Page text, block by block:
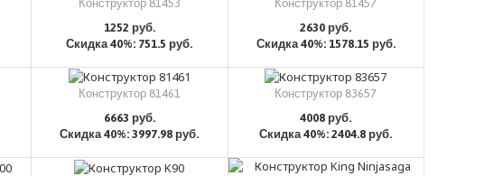
Конструктор 81453
1252 руб.
Скидка 40%: 751.5 руб.
КУПИТЬ
Конструктор 81457
2630 руб.
Скидка 40%: 1578.15 руб.
КУПИТЬ
Конструктор 81461
6663 руб.
Скидка 40%: 3997.98 руб.
КУПИТЬ
Конструктор 83657
4008 руб.
Скидка 40%: 2404.8 руб.
КУПИТЬ